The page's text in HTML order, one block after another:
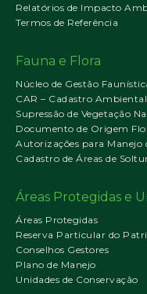
Relatórios de Impacto
Termos de Referência
Fauna e Flora
Núcleo de Gestão
CAR – Cadastro
Supressão de Vegetação
Documento de Origem
Autorizações para Manejo
Cadastro de Áreas de
Áreas Protegidas e
Áreas Protegidas
Reserva Particular do
Conselhos Gestores
Plano de Manejo
Unidades de Conservação